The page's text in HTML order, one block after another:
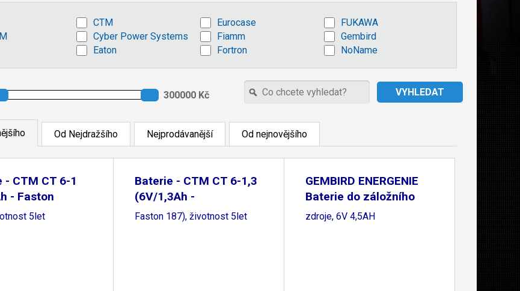
CTM Eurocase
FUKAWA
Cyber Power Systems Fiamm
Gembird
Eaton Fortron NoName
Od Nejdražšího Nejprodávanější Od nejnovějšího
- CTM CT 6-1
- Faston
5let
Baterie - CTM CT 6-1,3
(6V/1,3Ah -
Faston 187), životnost 5let
GEMBIRD ENERGENIE
Baterie do záložního
zdroje, 6V 4,5AH